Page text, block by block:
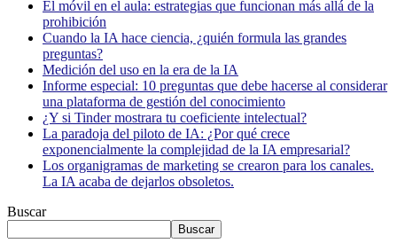
El móvil en el aula: estrategias que funcionan más allá de la
prohibición
Cuando la IA hace ciencia, ¿quién formula las grandes
preguntas?
Medición del uso en la era de la IA
Informe especial: 10 preguntas que debe hacerse al considerar
una plataforma de gestión del conocimiento
¿Y si Tinder mostrara tu coeficiente intelectual?
La paradoja del piloto de IA: ¿Por qué crece
exponencialmente la complejidad de la IA empresarial?
Los organigramas de marketing se crearon para los canales.
La IA acaba de dejarlos obsoletos.
Buscar
Buscar